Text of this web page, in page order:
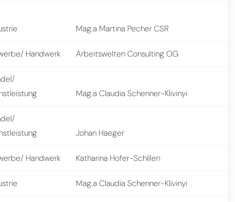
Mag.a Martina Pecher CSR
Handwerk Arbeitswelten Consulting OG
Mag.a Claudia Schenner-Klivinyi
Johan Haeger
Handwerk Katharina Hofer-Schillen
Mag.a Claudia Schenner-Klivinyi